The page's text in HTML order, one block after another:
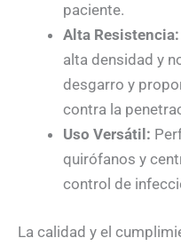
paciente.
Alta Resistencia:
alta densidad y
desgarro y
contra la
Uso Versátil:
quirófanos y
control de
La calidad y el